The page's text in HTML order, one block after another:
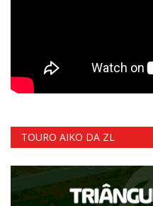
TOURO AIKO DA ZL